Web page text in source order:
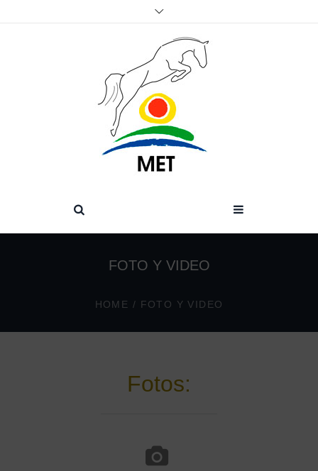
FOTO Y VIDEO
HOME / FOTO Y VIDEO
Fotos: